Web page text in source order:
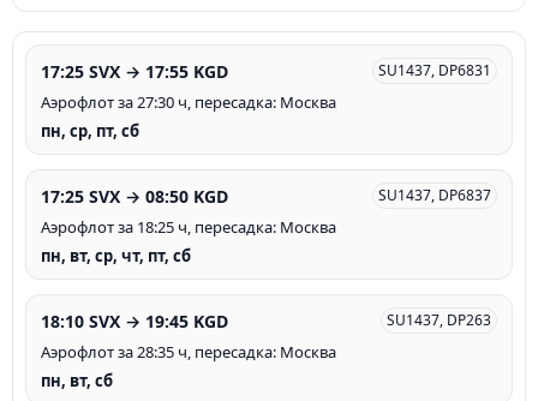
17:25 SVX → 17:55 KGD SU1437, DP6831
Аэрофлот за 27:30 ч, пересадка: Москва
пн, ср, пт, сб
17:25 SVX → 08:50 KGD SU1437, DP6837
Аэрофлот за 18:25 ч, пересадка: Москва
пн, вт, ср, чт, пт, сб
18:10 SVX → 19:45 KGD SU1437, DP263
Аэрофлот за 28:35 ч, пересадка: Москва
пн, вт, сб